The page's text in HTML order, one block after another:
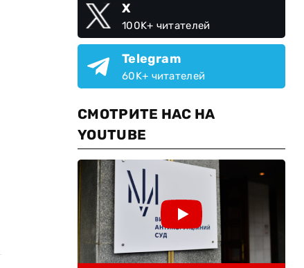
X
100K+ читателей
Telegram
60K+ читателей
СМОТРИТЕ НАС НА
YOUTUBE